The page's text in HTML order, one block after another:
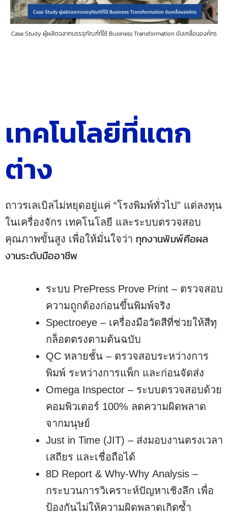
Case Study ผู้ผลิตฉลากบรรจุภัณฑ์ที่ใช้ Business Transformation ขับเคลื่อนองค์กร
เทคโนโลยีที่แตก
ต่าง
ถาวรเลเบิลไม่หยุดอยู่แค่ “โรงพิมพ์ทั่วไป” แต่ลงทุน
ในเครื่องจักร เทคโนโลยี และระบบตรวจสอบ
คุณภาพขั้นสูง เพื่อให้มั่นใจว่า ทุกงานพิมพ์คือผล
งานระดับมืออาชีพ
ระบบ PrePress Prove Print – ตรวจสอบ
ความถูกต้องก่อนขึ้นพิมพ์จริง
Spectroeye – เครื่องมือวัดสีที่ช่วยให้สีทุ
กล็อตตรงตามต้นฉบับ
QC หลายชั้น – ตรวจสอบระหว่างการ
พิมพ์ ระหว่างการแพ็ก และก่อนจัดส่ง
Omega Inspector – ระบบตรวจสอบด้วย
คอมพิวเตอร์ 100% ลดความผิดพลาด
จากมนุษย์
Just in Time (JIT) – ส่งมอบงานตรงเวลา
เสถียร และเชื่อถือได้
8D Report & Why-Why Analysis –
กระบวนการวิเคราะห์ปัญหาเชิงลึก เพื่อ
ป้องกันไม่ให้ความผิดพลาดเกิดซ้ำ